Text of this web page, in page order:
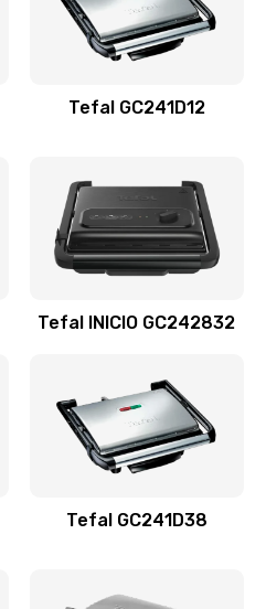
Tefal GC241D12
Tefal INICIO GC242832
Tefal GC241D38